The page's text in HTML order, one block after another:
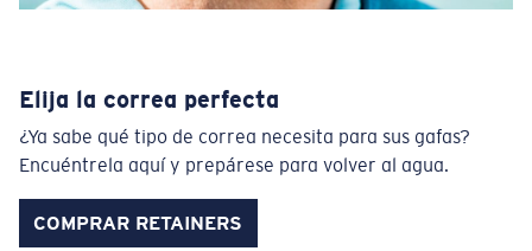
Elija la correa perfecta
¿Ya sabe qué tipo de correa necesita para sus gafas?
Encuéntrela aquí y prepárese para volver al agua.
COMPRAR RETAINERS